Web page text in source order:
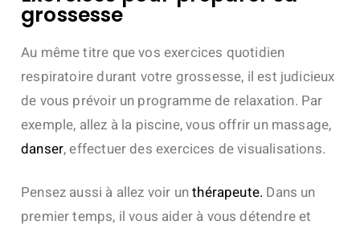
grossesse
Au même titre que vos exercices quotidien
respiratoire durant votre grossesse, il est judicieux
de vous prévoir un programme de relaxation. Par
exemple, allez à la piscine, vous offrir un massage,
danser, effectuer des exercices de visualisations.
Pensez aussi à allez voir unthérapeute. Dans un
premier temps, il vous aider à vous détendre et